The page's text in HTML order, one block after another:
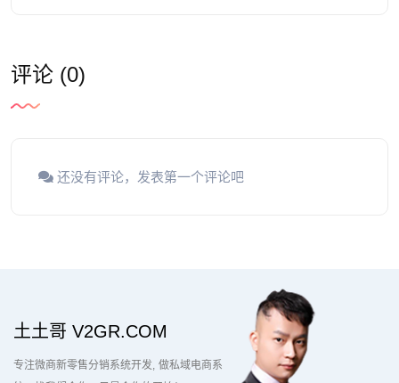
评论 (0)
还没有评论，发表第一个评论吧
土土哥 V2GR.COM
专注微商新零售分销系统开发 做私域电商系